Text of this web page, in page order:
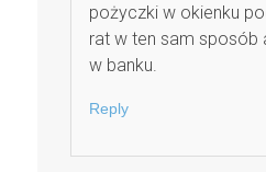
pożyczki w okienku
rat w ten sam sposób
w banku.
Reply